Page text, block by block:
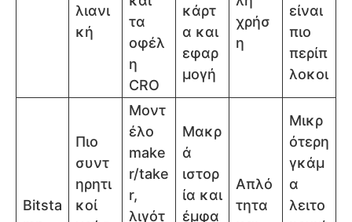
λιανι
κή
τα
οφέλ
η
CRO
κάρτ
α και
εφαρ
μογή
χρήσ
η
είναι
πιο
περίπ
λοκοι
Bitsta
Πιο
συντ
ηρητι
κοί
Μοντ
έλο
make
r/take
r,
λιγότ
Μακρ
ά
ιστορ
ία και
έμφα
Απλό
τητα
Μικρ
ότερη
γκάμ
α
λειτο